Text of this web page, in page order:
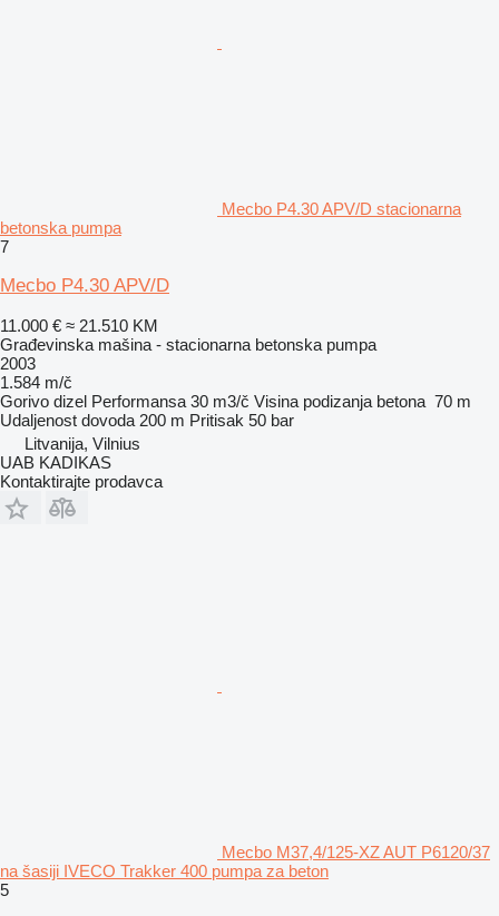
Mecbo P4.30 APV/D stacionarna
betonska pumpa
7
Mecbo P4.30 APV/D
11.000 € ≈ 21.510 KM
Građevinska mašina - stacionarna betonska pumpa
2003
1.584 m/č
Gorivo dizel Performansa 30 m3/č Visina podizanja betona 70 m
Udaljenost dovoda 200 m Pritisak 50 bar
Litvanija, Vilnius
UAB KADIKAS
Kontaktirajte prodavca
Mecbo M37,4/125-XZ AUT P6120/37
na šasiji IVECO Trakker 400 pumpa za beton
5